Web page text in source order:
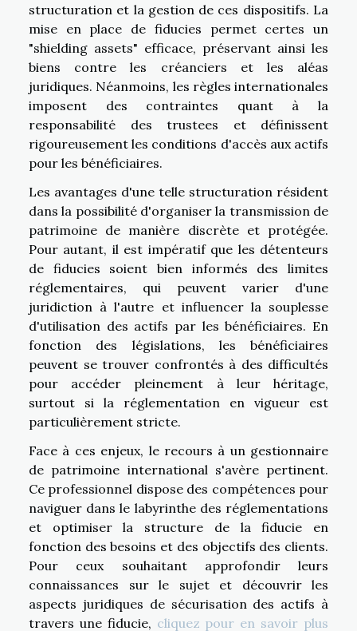
structuration et la gestion de ces dispositifs. La
mise en place de fiducies permet certes un
"shielding assets" efficace, préservant ainsi les
biens contre les créanciers et les aléas
juridiques. Néanmoins, les règles internationales
imposent des contraintes quant à la
responsabilité des trustees et définissent
rigoureusement les conditions d'accès aux actifs
pour les bénéficiaires.
Les avantages d'une telle structuration résident
dans la possibilité d'organiser la transmission de
patrimoine de manière discrète et protégée.
Pour autant, il est impératif que les détenteurs
de fiducies soient bien informés des limites
réglementaires, qui peuvent varier d'une
juridiction à l'autre et influencer la souplesse
d'utilisation des actifs par les bénéficiaires. En
fonction des législations, les bénéficiaires
peuvent se trouver confrontés à des difficultés
pour accéder pleinement à leur héritage,
surtout si la réglementation en vigueur est
particulièrement stricte.
Face à ces enjeux, le recours à un gestionnaire
de patrimoine international s'avère pertinent.
Ce professionnel dispose des compétences pour
naviguer dans le labyrinthe des réglementations
et optimiser la structure de la fiducie en
fonction des besoins et des objectifs des clients.
Pour ceux souhaitant approfondir leurs
connaissances sur le sujet et découvrir les
aspects juridiques de sécurisation des actifs à
travers une fiducie, cliquez pour en savoir plus